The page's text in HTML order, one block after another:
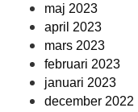
maj 2023
april 2023
mars 2023
februari 2023
januari 2023
december 2022